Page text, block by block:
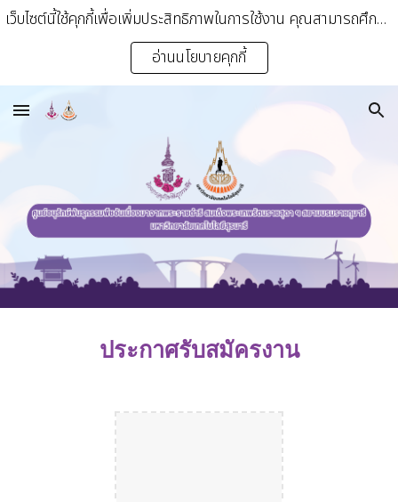
Skip to main content Skip to navigation
เว็บไซต์นี้ใช้คุกกี้เพื่อเพิ่มประสิทธิภาพในการใช้งาน คุณสามารถศึกษารายละเอียดเพิ่มเติมได้ที่นโยบายคุ้มครองข้อมูลส่วนบุคคลและนโยบายคุกกี้ของเรา
อ่านนโยบายคุกกี้
ประกาศรับสมัครงาน